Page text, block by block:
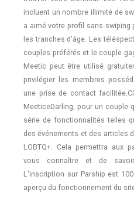
incluent un nombre illimité de
a aimé votre profil sans swiping
les tranches d'âge. Les
couples préférés et le couple
Meetic peut être utilisé
privilégier les membres
une prise de contact
MeeticeDarling, pour un couple
série de fonctionnalités telles
des événements et des articles
LGBTQ+. Cela permettra aux
vous connaître et de
L'inscription sur Parship est
aperçu du fonctionnement du